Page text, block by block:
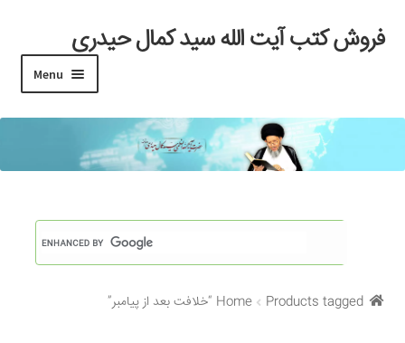
Skip
to
Skip
to
فروش کتب آیت الله سید کمال حیدری
Menu
خانه
#97 (بدون عنوان)
Checkout
My account
Home Products tagged “خلافت بعد از پیامبر”